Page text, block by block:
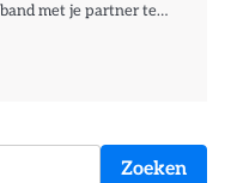
met je partner te…
Zoeken